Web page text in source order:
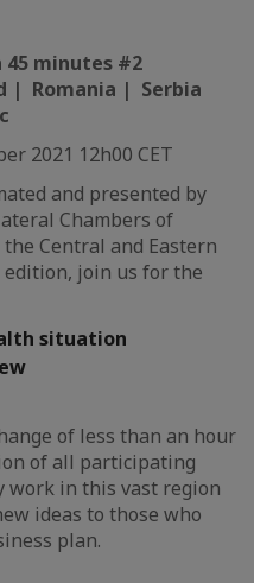
45 minutes #2
| Romania | Serbia
2021 12h00 CET
and presented by
Chambers of
Central and Eastern
edition, join us for the
situation
of less than an hour
of all participating
work in this vast region
ideas to those who
plan.